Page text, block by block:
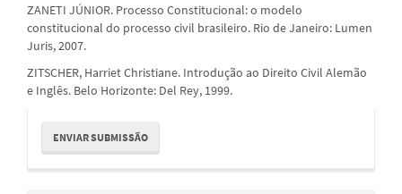
ZANETI JÚNIOR. Processo Constitucional: o modelo
constitucional do processo civil brasileiro. Rio de Janeiro: Lumen
Juris, 2007.
ZITSCHER, Harriet Christiane. Introdução ao Direito Civil Alemão
e Inglês. Belo Horizonte: Del Rey, 1999.
Enviar
Submissão
ENVIAR SUBMISSÃO